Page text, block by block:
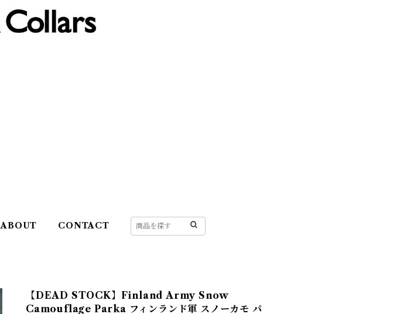
ABOUT CONTACT
【DEAD STOCK】Finland Army Snow
Camouflage Parka フィンランド軍 スノーカモ パ